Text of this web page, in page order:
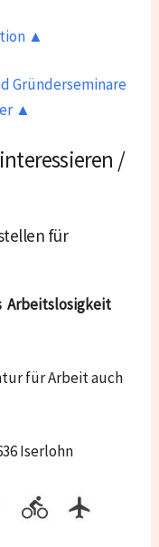
▲
Gründerseminare
▲
/
für
Arbeitslosigkeit
für Arbeit auch
Iserlohn